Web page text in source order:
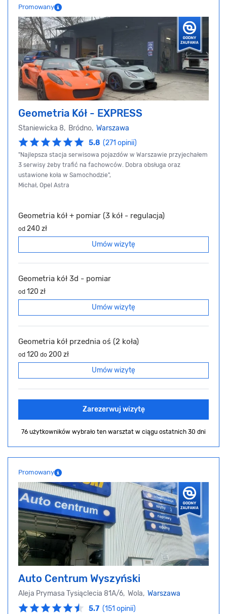
Promowany
Geometria Kół - EXPRESS
Staniewicka 8, Bródno, Warszawa
5.8 (271 opinii)
"Najlepsza stacja serwisowa pojazdów w Warszawie przyjechałem
3 serwisy żeby trafić na fachowców. Dobra obsługa oraz
ustawione koła w Samochodzie",
Michał, Opel Astra
Geometria kół + pomiar (3 kół - regulacja)
od 240 zł
Umów wizytę
Geometria kół 3d - pomiar
od 120 zł
Umów wizytę
Geometria kół przednia oś (2 koła)
od 120 do 200 zł
Umów wizytę
Zarezerwuj wizytę
76 użytkowników wybrało ten warsztat w ciągu ostatnich 30 dni
Promowany
Auto Centrum Wyszyński
Aleja Prymasa Tysiąclecia 81A/6, Wola, Warszawa
5.7 (151 opinii)